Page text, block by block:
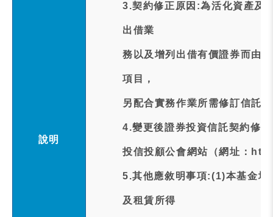
說明
3.契約修正原因:為活化資產及
出借業
務以及增列出借有價證券而由
項目，
另配合實務作業所需修訂信託
4.變更後證券投資信託契約修
投信投顧公會網站（網址：
5.其他應敘明事項:(1)本基金增
及租賃所得